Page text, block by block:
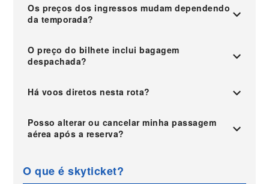
Os preços dos ingressos mudam dependendo
da temporada?
O preço do bilhete inclui bagagem
despachada?
Há voos diretos nesta rota?
Posso alterar ou cancelar minha passagem
aérea após a reserva?
O que é skyticket?